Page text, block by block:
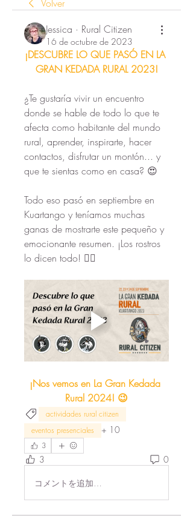
Volver
Jessica · Rural Citizen
16 de octubre de 2023
¡DESCUBRE LO QUE PASÓ EN LA
GRAN KEDADA RURAL 2023!
¿Te gustaría vivir un encuentro
donde se hable de todo lo que te
afecta como habitante del mundo
rural, aprender, inspirarte, hacer
contactos, disfrutar un montón... y
que te sientas como en casa? 😍
Todo eso pasó en septiembre en
Kuartango y teníamos muchas
ganas de mostrarte este pequeño y
emocionante resumen. ¡Los rostros
lo dicen todo! 👇🏻
¡Nos vemos en La Gran Kedada
Rural 2024! 😉
actividades rural citizen
eventos presenciales
+ 10
3
3 0
コメントを追加…